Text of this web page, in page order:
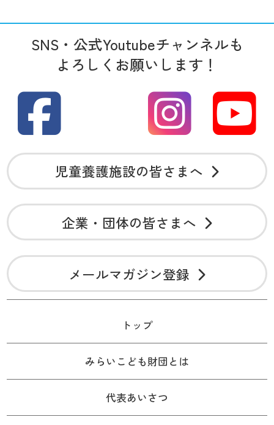
SNS・公式Youtubeチャンネルも
よろしくお願いします！
児童養護施設の皆さまへ
企業・団体の皆さまへ
メールマガジン登録
トップ
みらいこども財団とは
代表あいさつ